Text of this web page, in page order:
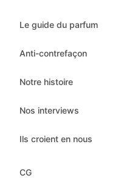
Le guide du parfum
Anti-contrefaçon
Notre histoire
Nos interviews
Ils croient en nous
CG